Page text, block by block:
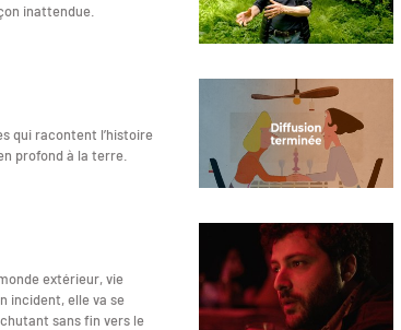
inattendue.
qui racontent l’histoire
profond à la terre.
extérieur, vie
incident, elle va se
sans fin vers le